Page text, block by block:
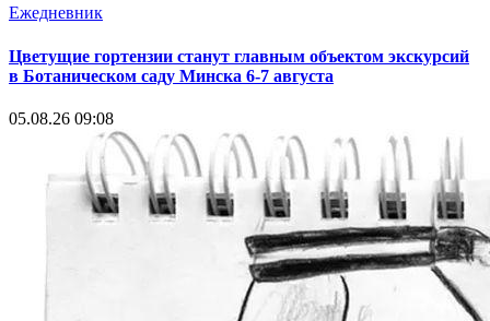
Ежедневник
Цветущие гортензии станут главным объектом экскурсий
в Ботаническом саду Минска 6-7 августа
05.08.26 09:08